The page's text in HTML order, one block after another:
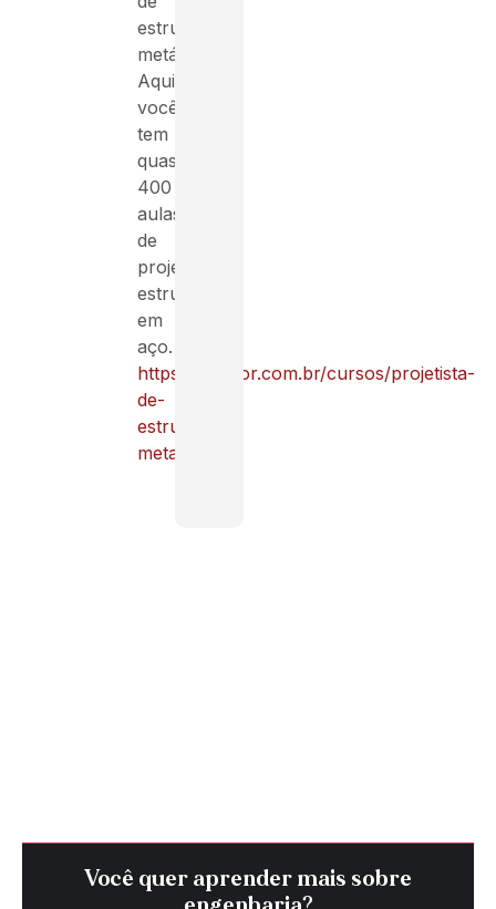
estruturas
metálicas?
Aqui
você
tem
quase
400
aulas
de
projeto
estrutural
em
aço.
https://benzor.com.br/cursos/projetista-
de-
estruturas-
metalicas/
Você quer aprender mais sobre